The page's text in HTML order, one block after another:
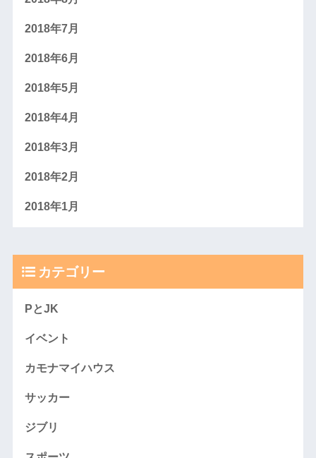
2018年7月
2018年6月
2018年5月
2018年4月
2018年3月
2018年2月
2018年1月
カテゴリー
PとJK
イベント
カモナマイハウス
サッカー
ジブリ